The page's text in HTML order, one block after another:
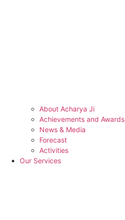
About Acharya Ji
Achievements and Awards
News & Media
Forecast
Activities
Our Services